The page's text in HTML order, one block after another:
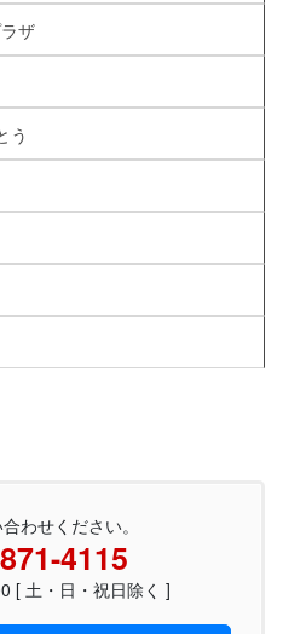
ザ
う
わせください。
4115
[ 土・日・祝日除く ]